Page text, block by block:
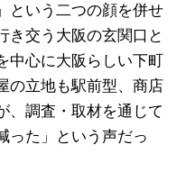
という二つの顔を併せ
き交う大阪の玄関口と
中心に大阪らしい下町
の立地も駅前型、商店
、調査・取材を通じて
った」という声だっ